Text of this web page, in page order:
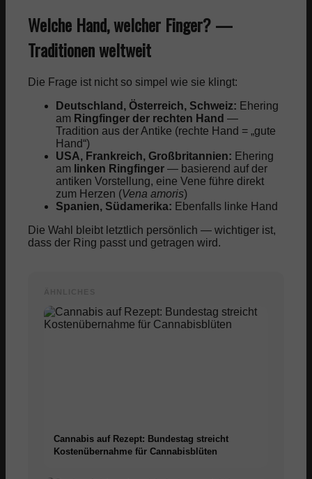
Welche Hand, welcher Finger? —
Traditionen weltweit
Die Frage ist nicht so simpel wie sie klingt:
Deutschland, Österreich, Schweiz: Ehering
am Ringfinger der rechten Hand —
Tradition aus der Antike (rechte Hand = „gute
Hand“)
USA, Frankreich, Großbritannien: Ehering
am linken Ringfinger — basierend auf der
antiken Vorstellung, eine Vene führe direkt
zum Herzen (Vena amoris)
Spanien, Südamerika: Ebenfalls linke Hand
Die Wahl bleibt letztlich persönlich — wichtiger ist,
dass der Ring passt und getragen wird.
Cannabis auf Rezept: Bundestag streicht
Kostenübernahme für Cannabisblüten